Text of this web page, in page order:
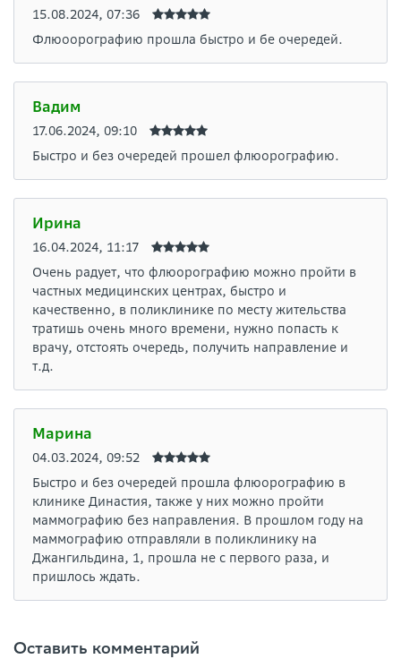
15.08.2024, 07:36
Флюоорографию прошла быстро и бе очередей.
Вадим
17.06.2024, 09:10
Быстро и без очередей прошел флюорографию.
Ирина
16.04.2024, 11:17
Очень радует, что флюорографию можно пройти в
частных медицинских центрах, быстро и
качественно, в поликлинике по месту жительства
тратишь очень много времени, нужно попасть к
врачу, отстоять очередь, получить направление и
т.д.
Марина
04.03.2024, 09:52
Быстро и без очередей прошла флюорографию в
клинике Династия, также у них можно пройти
маммографию без направления. В прошлом году на
маммографию отправляли в поликлинику на
Джангильдина, 1, прошла не с первого раза, и
пришлось ждать.
Оставить комментарий